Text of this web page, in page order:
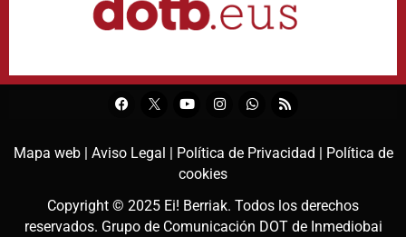
Mapa web | Aviso Legal | Política de Privacidad | Política de
cookies
Copyright © 2025 Ei! Berriak. Todos los derechos
reservados. Grupo de Comunicación DOT de Inmediobai